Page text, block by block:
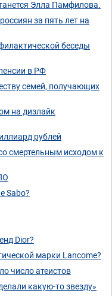
Элла Памфилова.
за пять лет на
беседы
в РФ
семей, получающих
на дизлайк
рублей
смертельным исходом к
Sabo?
Dior?
марки Lancome?
число атеистов
какую-то звезду»